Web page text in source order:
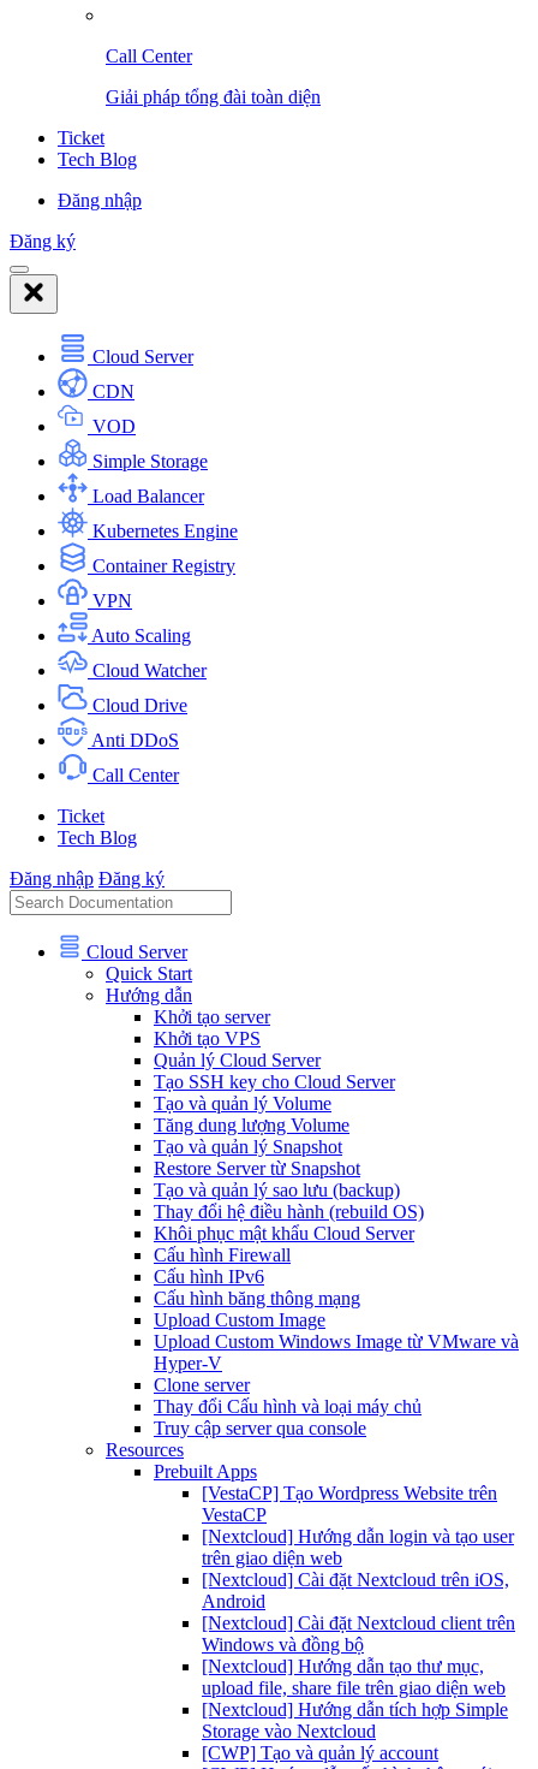
Call Center
Giải pháp tổng đài toàn diện
Ticket
Tech Blog
Đăng nhập
Đăng ký
Cloud Server
CDN
VOD
Simple Storage
Load Balancer
Kubernetes Engine
Container Registry
VPN
Auto Scaling
Cloud Watcher
Cloud Drive
Anti DDoS
Call Center
Ticket
Tech Blog
Đăng nhập Đăng ký
Cloud Server
Quick Start
Hướng dẫn
Khởi tạo server
Khởi tạo VPS
Quản lý Cloud Server
Tạo SSH key cho Cloud Server
Tạo và quản lý Volume
Tăng dung lượng Volume
Tạo và quản lý Snapshot
Restore Server từ Snapshot
Tạo và quản lý sao lưu (backup)
Thay đổi hệ điều hành (rebuild OS)
Khôi phục mật khẩu Cloud Server
Cấu hình Firewall
Cấu hình IPv6
Cấu hình băng thông mạng
Upload Custom Image
Upload Custom Windows Image từ VMware và
Hyper-V
Clone server
Thay đổi Cấu hình và loại máy chủ
Truy cập server qua console
Resources
Prebuilt Apps
[VestaCP] Tạo Wordpress Website trên
VestaCP
[Nextcloud] Hướng dẫn login và tạo user
trên giao diện web
[Nextcloud] Cài đặt Nextcloud trên iOS,
Android
[Nextcloud] Cài đặt Nextcloud client trên
Windows và đồng bộ
[Nextcloud] Hướng dẫn tạo thư mục,
upload file, share file trên giao diện web
[Nextcloud] Hướng dẫn tích hợp Simple
Storage vào Nextcloud
[CWP] Tạo và quản lý account